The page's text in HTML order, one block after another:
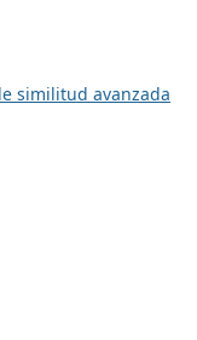
similitud avanzada